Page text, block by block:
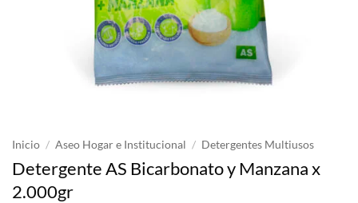
Inicio / Aseo Hogar e Institucional / Detergentes Multiusos
Detergente AS Bicarbonato y Manzana x
2.000gr